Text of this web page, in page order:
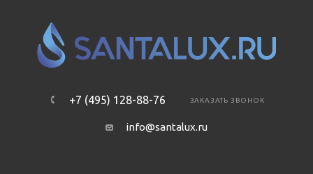
+7 (495) 128-88-76 ЗАКАЗАТЬ ЗВОНОК
info@santalux.ru